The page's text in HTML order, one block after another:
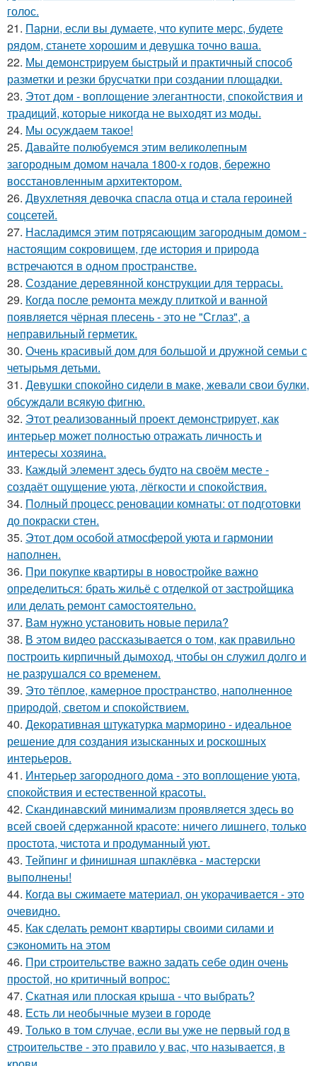
голос.
21. Парни, если вы думаете, что купите мерс, будете
рядом, станете хорошим и девушка точно ваша.
22. Мы демонстрируем быстрый и практичный способ
разметки и резки брусчатки при создании площадки.
23. Этот дом - воплощение элегантности, спокойствия и
традиций, которые никогда не выходят из моды.
24. Мы осуждаем такое!
25. Давайте полюбуемся этим великолепным
загородным домом начала 1800-х годов, бережно
восстановленным архитектором.
26. Двухлетняя девочка спасла отца и стала героиней
соцсетей.
27. Насладимся этим потрясающим загородным домом -
настоящим сокровищем, где история и природа
встречаются в одном пространстве.
28. Создание деревянной конструкции для террасы.
29. Когда после ремонта между плиткой и ванной
появляется чёрная плесень - это не "Сглаз", а
неправильный герметик.
30. Очень красивый дом для большой и дружной семьи с
четырьмя детьми.
31. Девушки спокойно сидели в маке, жевали свои булки,
обсуждали всякую фигню.
32. Этот реализованный проект демонстрирует, как
интерьер может полностью отражать личность и
интересы хозяина.
33. Каждый элемент здесь будто на своём месте -
создаёт ощущение уюта, лёгкости и спокойствия.
34. Полный процесс реновации комнаты: от подготовки
до покраски стен.
35. Этот дом особой атмосферой уюта и гармонии
наполнен.
36. При покупке квартиры в новостройке важно
определиться: брать жильё с отделкой от застройщика
или делать ремонт самостоятельно.
37. Вам нужно установить новые перила?
38. В этом видео рассказывается о том, как правильно
построить кирпичный дымоход, чтобы он служил долго и
не разрушался со временем.
39. Это тёплое, камерное пространство, наполненное
природой, светом и спокойствием.
40. Декоративная штукатурка марморино - идеальное
решение для создания изысканных и роскошных
интерьеров.
41. Интерьер загородного дома - это воплощение уюта,
спокойствия и естественной красоты.
42. Скандинавский минимализм проявляется здесь во
всей своей сдержанной красоте: ничего лишнего, только
простота, чистота и продуманный уют.
43. Тейпинг и финишная шпаклёвка - мастерски
выполнены!
44. Когда вы сжимаете материал, он укорачивается - это
очевидно.
45. Как сделать ремонт квартиры своими силами и
сэкономить на этом
46. При строительстве важно задать себе один очень
простой, но критичный вопрос:
47. Скатная или плоская крыша - что выбрать?
48. Есть ли необычные музеи в городе
49. Только в том случае, если вы уже не первый год в
строительстве - это правило у вас, что называется, в